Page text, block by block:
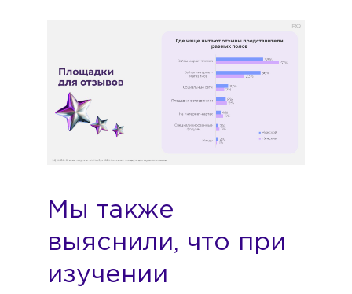
Мы также
выяснили, что при
изучении